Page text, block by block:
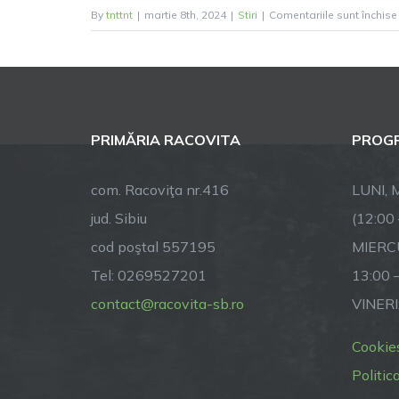
By tnttnt | martie 8th, 2024 | Stiri | Comentariile sunt închise
PRIMĂRIA RACOVITA
com. Racoviţa nr.416
jud. Sibiu
cod poştal 557195
Tel: 0269527201
contact@racovita-sb.ro
LUNI,
(12:00
13:00